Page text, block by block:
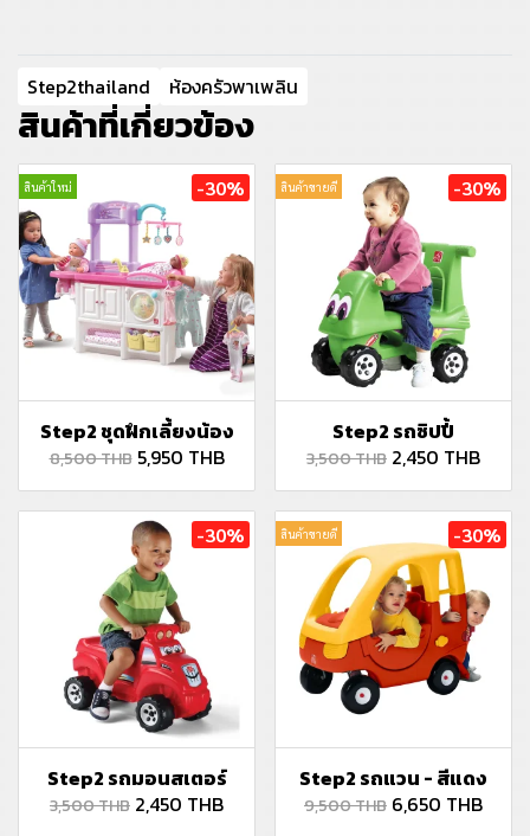
Step2thailand ห้องครัวพาเพลิน
สินค้าที่เกี่ยวข้อง
สินค้าใหม่ -30%
Step2 ชุดฝึกเลี้ยงน้อง
8,500 THB 5,950 THB
สินค้าขายดี -30%
Step2 รถซิปปี้
3,500 THB 2,450 THB
-30%
Step2 รถมอนสเตอร์
3,500 THB 2,450 THB
สินค้าขายดี -30%
Step2 รถแวน - สีแดง
9,500 THB 6,650 THB